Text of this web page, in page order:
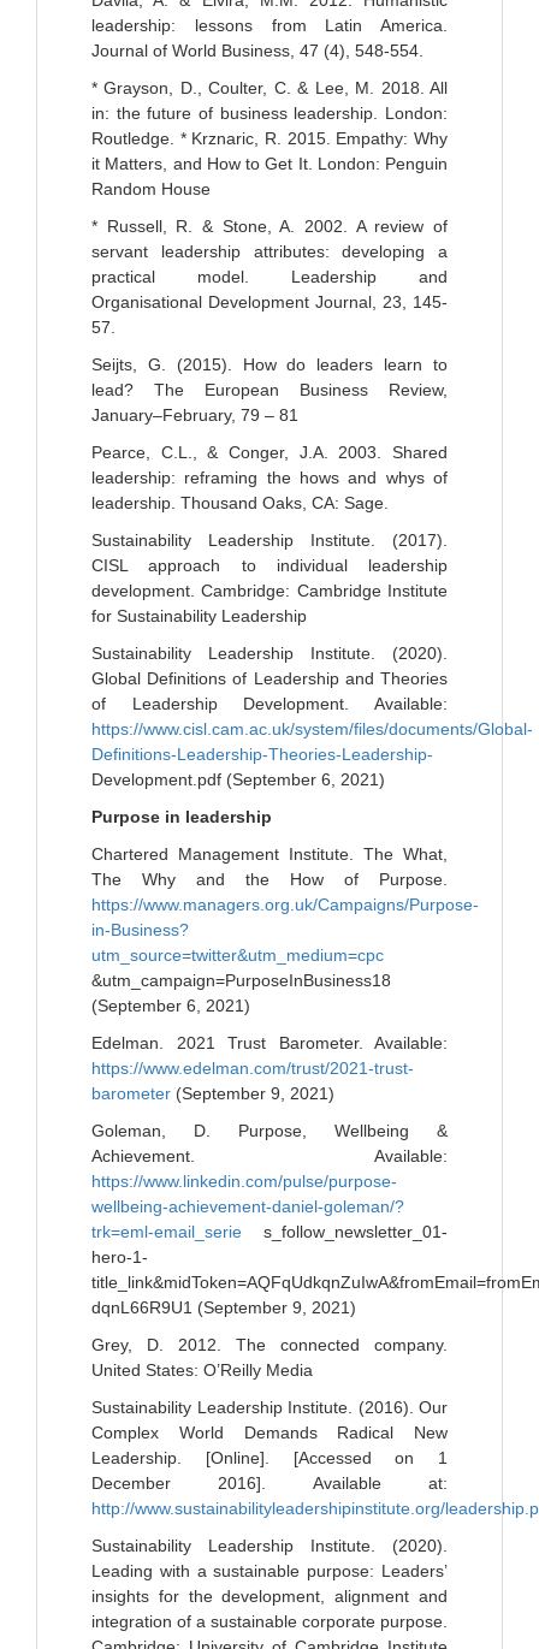
leadership: lessons from Latin America.
Journal of World Business, 47 (4), 548-554.
* Grayson, D., Coulter, C. & Lee, M. 2018. All
in: the future of business leadership. London:
Routledge. * Krznaric, R. 2015. Empathy: Why
it Matters, and How to Get It. London: Penguin
Random House
* Russell, R. & Stone, A. 2002. A review of
servant leadership attributes: developing a
practical model. Leadership and
Organisational Development Journal, 23, 145-
57.
Seijts, G. (2015). How do leaders learn to
lead? The European Business Review,
January–February, 79 – 81
Pearce, C.L., & Conger, J.A. 2003. Shared
leadership: reframing the hows and whys of
leadership. Thousand Oaks, CA: Sage.
Sustainability Leadership Institute. (2017).
CISL approach to individual leadership
development. Cambridge: Cambridge Institute
for Sustainability Leadership
Sustainability Leadership Institute. (2020).
Global Definitions of Leadership and Theories
of Leadership Development. Available:
https://www.cisl.cam.ac.uk/system/files/documents/Global-
Definitions-Leadership-Theories-Leadership-
Development.pdf (September 6, 2021)
Purpose in leadership
Chartered Management Institute. The What,
The Why and the How of Purpose.
https://www.managers.org.uk/Campaigns/Purpose-
in-Business?
utm_source=twitter&utm_medium=cpc
&utm_campaign=PurposeInBusiness18
(September 6, 2021)
Edelman. 2021 Trust Barometer. Available:
https://www.edelman.com/trust/2021-trust-
barometer (September 9, 2021)
Goleman, D. Purpose, Wellbeing &
Achievement. Available:
https://www.linkedin.com/pulse/purpose-
wellbeing-achievement-daniel-goleman/?
trk=eml-email_serie s_follow_newsletter_01-
hero-1-
dqnL66R9U1 (September 9, 2021)
Grey, D. 2012. The connected company.
United States: O’Reilly Media
Sustainability Leadership Institute. (2016). Our
Complex World Demands Radical New
Leadership. [Online]. [Accessed on 1
December 2016]. Available at:
http://www.sustainabilityleadershipinstitute.org/
Sustainability Leadership Institute. (2020).
Leading with a sustainable purpose: Leaders’
insights for the development, alignment and
integration of a sustainable corporate purpose.